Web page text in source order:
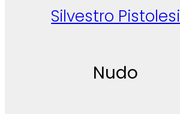
Silvestro Pistolesi
Nudo